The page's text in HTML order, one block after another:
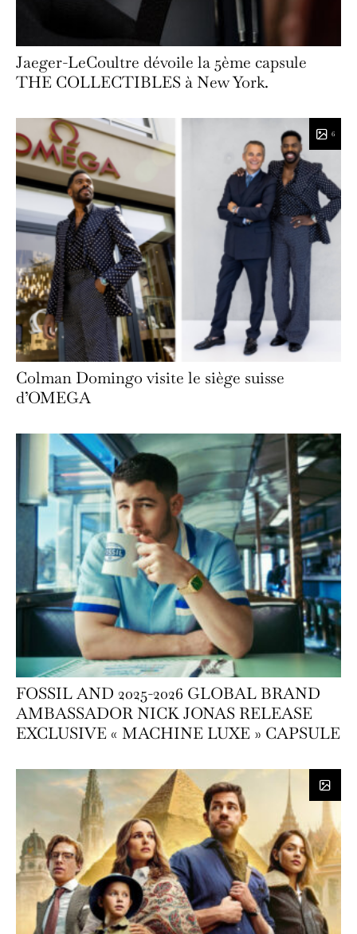
Jaeger-LeCoultre dévoile la 5ème capsule
THE COLLECTIBLES à New York.
6
Colman Domingo visite le siège suisse
d’OMEGA
FOSSIL AND 2025-2026 GLOBAL BRAND
AMBASSADOR NICK JONAS RELEASE
EXCLUSIVE « MACHINE LUXE » CAPSULE